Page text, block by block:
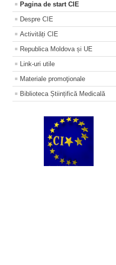
Pagina de start CIE
Despre CIE
Activități CIE
Republica Moldova și UE
Link-uri utile
Materiale promoţionale
Biblioteca Științifică Medicală